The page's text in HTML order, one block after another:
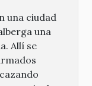
una ciudad
una
Allí se